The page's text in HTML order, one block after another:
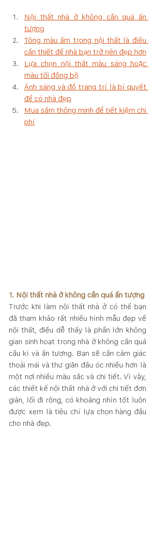
Nội thất nhà ở không cần quá ấn
tượng
Tông màu ấm trong nội thất là điều
cần thiết để nhà bạn trở nên đẹp hơn
Lựa chọn nội thất màu sáng hoặc
màu tối đồng bộ
Ánh sáng và đồ trang trí là bí quyết
để có nhà đẹp
Mua sắm thông minh để tiết kiệm chi
phí
1. Nội thất nhà ở không cần quá ấn tượng
Trước khi làm nội thất nhà ở có thể bạn
đã tham khảo rất nhiều hình mẫu đẹp về
nội thất, điều dễ thấy là phần lớn không
gian sinh hoạt trong nhà ở không cần quá
cầu kì và ấn tượng. Bạn sẽ cần cảm giác
thoải mái và thư giãn đầu óc nhiều hơn là
một nơi nhiều màu sắc và chi tiết. Vì vậy,
các thiết kế nội thất nhà ở với chi tiết đơn
giản, lối đi rộng, có khoảng nhìn tốt luôn
được xem là tiêu chí lựa chọn hàng đầu
cho nhà đẹp.